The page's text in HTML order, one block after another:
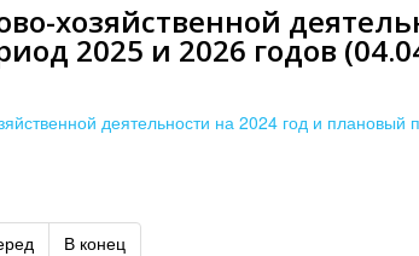
хозяйственной
2025 и 2026 годов
деятельности на 2024 год и плановый
В конец